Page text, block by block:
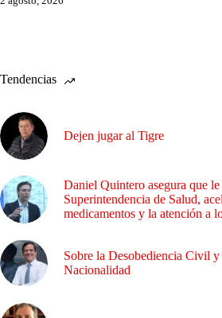
Tendencias
Dejen jugar al Tigre
Daniel Quintero asegura que le
Superintendencia de Salud,
medicamentos y la atención a
Sobre la Desobediencia Civil
Nacionalidad